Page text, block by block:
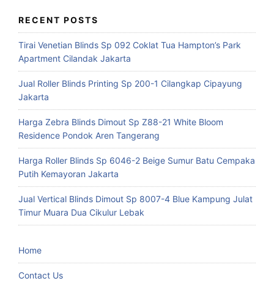
RECENT POSTS
Tirai Venetian Blinds Sp 092 Coklat Tua Hampton’s Park
Apartment Cilandak Jakarta
Jual Roller Blinds Printing Sp 200-1 Cilangkap Cipayung
Jakarta
Harga Zebra Blinds Dimout Sp Z88-21 White Bloom
Residence Pondok Aren Tangerang
Harga Roller Blinds Sp 6046-2 Beige Sumur Batu Cempaka
Putih Kemayoran Jakarta
Jual Vertical Blinds Dimout Sp 8007-4 Blue Kampung Julat
Timur Muara Dua Cikulur Lebak
Home
Contact Us